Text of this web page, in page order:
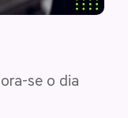
se o dia